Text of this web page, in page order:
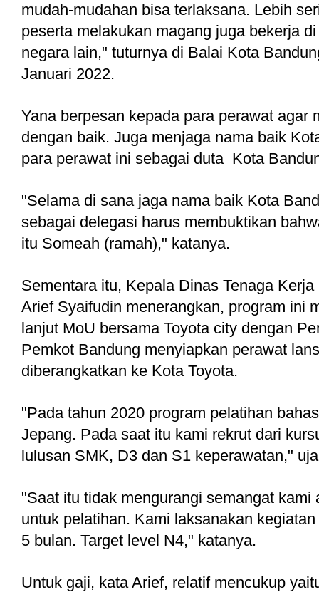
mudah-mudahan bisa terlaksana. Lebih
peserta melakukan magang juga bekerja
negara lain," tuturnya di Balai Kota
Januari 2022.
Yana berpesan kepada para perawat agar
dengan baik. Juga menjaga nama baik
para perawat ini sebagai duta  Kota
"Selama di sana jaga nama baik Kota
sebagai delegasi harus membuktikan
itu Someah (ramah)," katanya.
Sementara itu, Kepala Dinas Tenaga
Arief Syaifudin menerangkan, program ini
lanjut MoU bersama Toyota city dengan
Pemkot Bandung menyiapkan perawat
diberangkatkan ke Kota Toyota.
"Pada tahun 2020 program pelatihan
Jepang. Pada saat itu kami rekrut dari
lulusan SMK, D3 dan S1 keperawatan,"
"Saat itu tidak mengurangi semangat kami
untuk pelatihan. Kami laksanakan
5 bulan. Target level N4," katanya.
Untuk gaji, kata Arief, relatif mencukup